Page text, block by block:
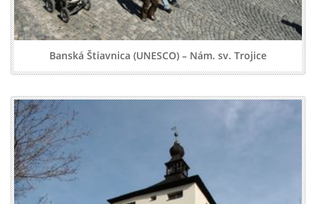
Banská Štiavnica (UNESCO) – Nám. sv. Trojice